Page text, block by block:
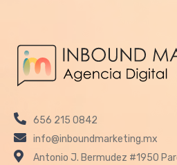
656 215 0842
info@inboundmarketing.mx
Antonio J. Bermudez #1950